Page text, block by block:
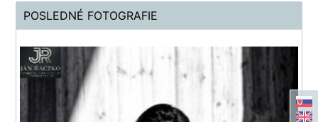
POSLEDNÉ FOTOGRAFIE